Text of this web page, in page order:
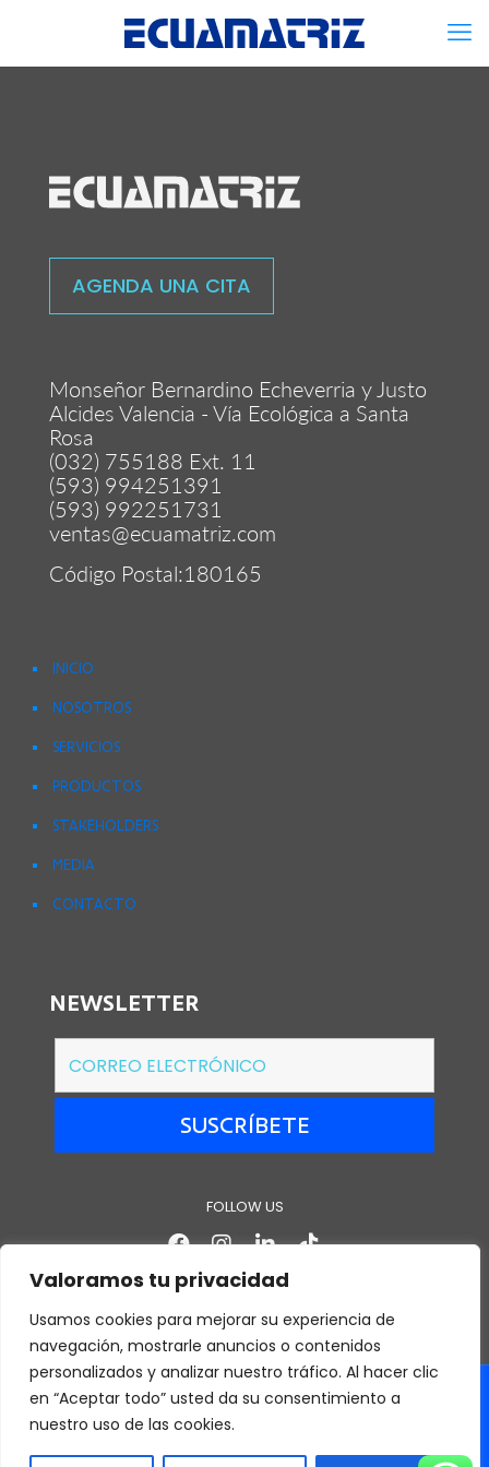
Valoramos tu privacidad
Usamos cookies para mejorar su experiencia de
navegación, mostrarle anuncios o contenidos
personalizados y analizar nuestro tráfico. Al hacer clic
en “Aceptar todo” usted da su consentimiento a
nuestro uso de las cookies.
AGENDA UNA CITA
Monseñor Bernardino Echeverria y Justo
Alcides Valencia - Vía Ecológica a Santa
Rosa
(032) 755188 Ext. 11
(593) 994251391
(593) 992251731
ventas@ecuamatriz.com
Código Postal:180165
INICIO
NOSOTROS
SERVICIOS
PRODUCTOS
STAKEHOLDERS
MEDIA
CONTACTO
NEWSLETTER
FOLLOW US
Copyright © 2026 ECUAMATRIZ |FAQ |Política de
privacidad y protección |
Powered by